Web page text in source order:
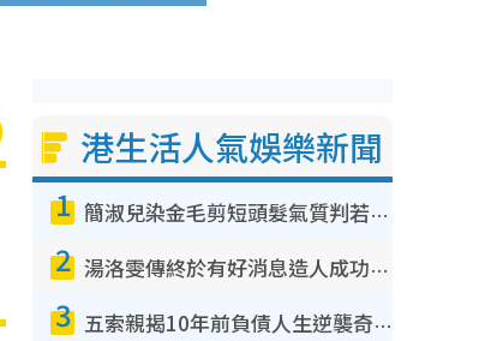
港生活人氣娛樂新聞
1 簡淑兒染金毛剪短頭髮氣質判若兩人！嚇壞老公麥大力都認唔出：「你做咩事？」
2 湯洛雯傳終於有好消息造人成功！兩大細節曝孕味極濃惹猜測：大肚婆先會咁！
3 五索親揭10年前負債人生逆襲奇蹟！全靠去一地方轉運後即遇上馬先生